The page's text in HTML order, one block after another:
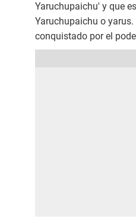
Yaruchupaichu' y que
Yaruchupaichu o
conquistado por el